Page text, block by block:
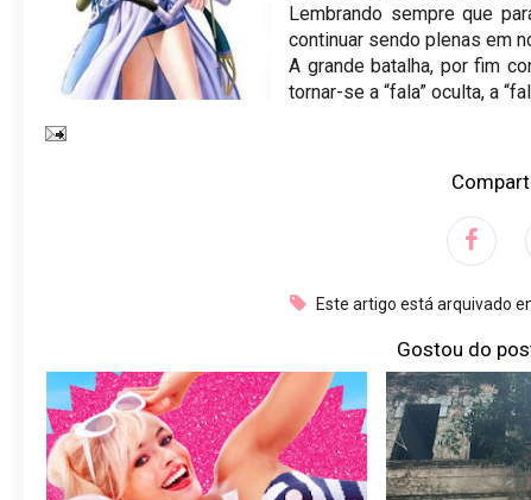
Lembrando sempre que
continuar sendo plenas em
A grande batalha, por fim
tornar-se a “fala” oculta, a
Este artigo está arquivado
Gostou do